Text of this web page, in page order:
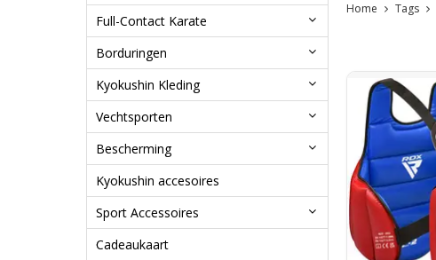
Full-Contact Karate
Borduringen
Kyokushin Kleding
Vechtsporten
Bescherming
Kyokushin accesoires
Sport Accessoires
Cadeaukaart
Home Tags